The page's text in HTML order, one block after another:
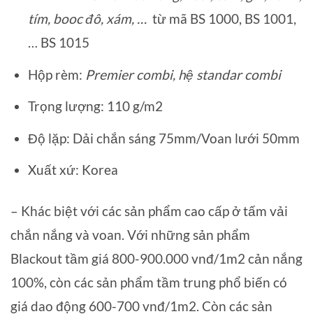
tím, booc đô, xám, … từ mã BS 1000, BS 1001,
… BS 1015
Hộp rèm: Premier combi, hệ standar combi
Trọng lượng: 110 g/m2
Độ lặp: Dải chắn sáng 75mm/Voan lưới 50mm
Xuất xứ: Korea
– Khác biệt với các sản phẩm cao cấp ở tấm vải
chắn nắng và voan. Với những sản phẩm
Blackout tầm giá 800-900.000 vnđ/1m2 cản nắng
100%, còn các sản phẩm tầm trung phổ biến có
giá dao động 600-700 vnđ/1m2. Còn các sản